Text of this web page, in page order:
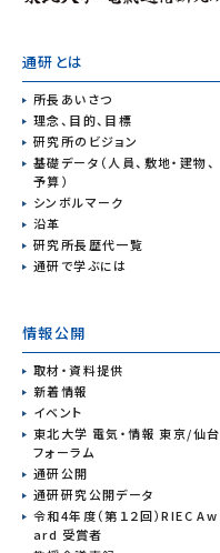
通研とは
所長あいさつ
理念、目的、目標
研究所のビジョン
基礎データ（人員、敷地・建物、
予算）
シンボルマーク
沿革
研究所長歴代一覧
通研で学ぶには
情報公開
取材・資料提供
新着情報
イベント
東北大学 電気・情報 東京/仙台
フォーラム
通研公開
通研研究公開データ
令和4年度（第１２回）RIEC Aw
ard 受賞者